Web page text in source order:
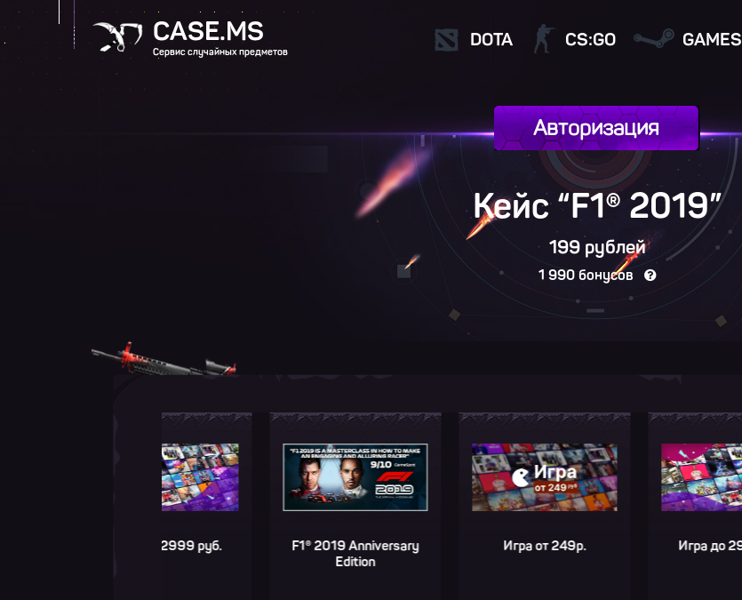
CASE.MS
Сервис случайных предметов
DOTA CS:GO GAMES
Авторизация
Кейс “F1® 2019”
199 рублей
1 990 бонусов
Игра до 2999 руб.
F1® 2019 Anniversary
Игра от 249р. Игра до 2999 руб.